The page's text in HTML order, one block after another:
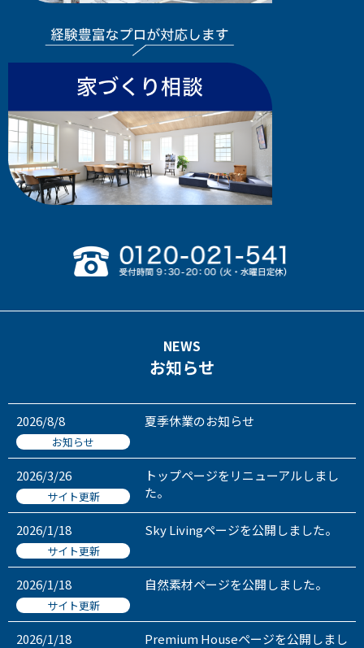
NEWS
お知らせ
2026/8/8
お知らせ
夏季休業のお知らせ
2026/3/26
サイト更新
トップページをリニューアルしまし
た。
2026/1/18
サイト更新
Sky Livingページを公開しました。
2026/1/18
サイト更新
自然素材ページを公開しました。
2026/1/18
Premium Houseページを公開しまし